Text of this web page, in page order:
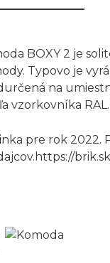
BOXY 2 je
Typovo je
na
vzorkovníka
pre rok 2022.
https://